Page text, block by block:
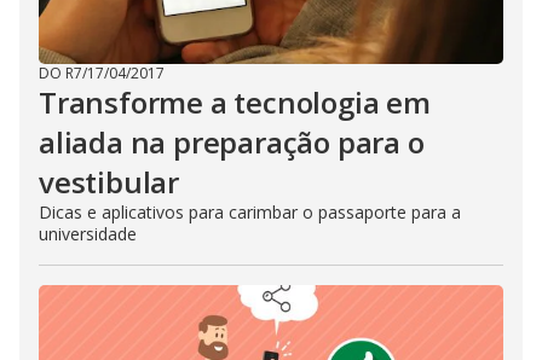
DO R7/17/04/2017
Transforme a tecnologia em
aliada na preparação para o
vestibular
Dicas e aplicativos para carimbar o passaporte para a
universidade